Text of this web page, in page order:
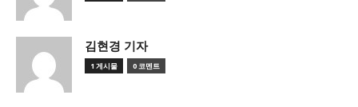
김현경 기자
1 게시물 0 코멘트